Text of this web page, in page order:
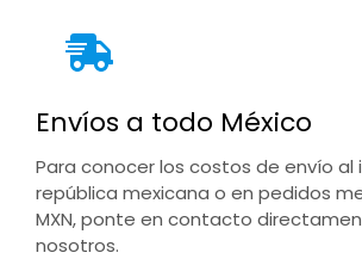
Envíos a todo México
Para conocer los costos de envío al
república mexicana o en pedidos
MXN, ponte en contacto
nosotros.